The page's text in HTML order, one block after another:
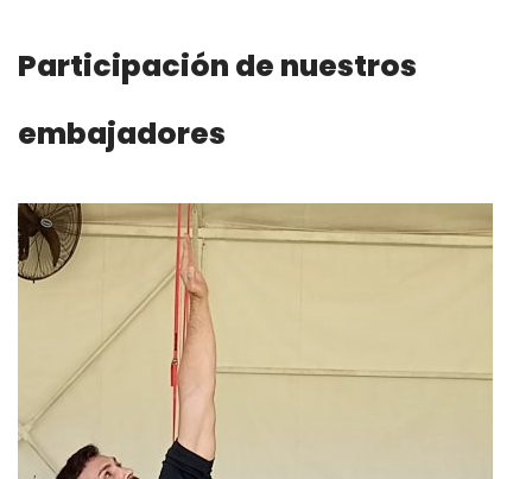
Participación de nuestros
embajadores